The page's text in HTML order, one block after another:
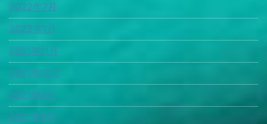
2022年7月
2022年1月
2021年11月
2021年10月
2021年9月
2021年8月